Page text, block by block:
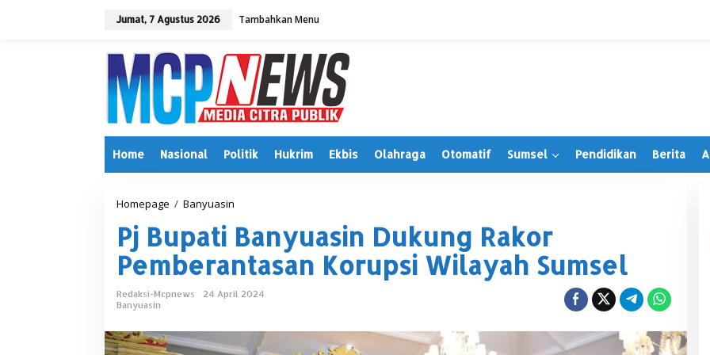
Jumat, 7 Agustus 2026 Tambahkan Menu
Home Nasional Politik Hukrim Ekbis Olahraga Otomatif Sumsel Pendidikan Berita
Homepage / Banyuasin
B
u
p
a
t
a
n
Pj Bupati Banyuasin Dukung Rakor
Pemberantasan Korupsi Wilayah Sumsel
Redaksi-Mcpnews
24 April 2024
Banyuasin
Irwansyah Terima PAW, Tegaskan
Di Muratara, Politik | 28 Juni 2026